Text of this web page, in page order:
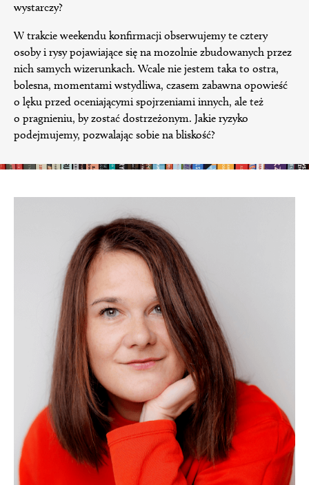
wystarczy?
W trakcie weekendu konfirmacji obserwujemy te cztery
osoby i rysy pojawiające się na mozolnie zbudowanych przez
nich samych wizerunkach. Wcale nie jestem taka to ostra,
bolesna, momentami wstydliwa, czasem zabawna opowieść
o lęku przed oceniającymi spojrzeniami innych, ale też
o pragnieniu, by zostać dostrzeżonym. Jakie ryzyko
podejmujemy, pozwalając sobie na bliskość?